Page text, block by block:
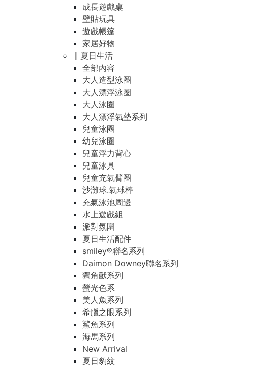
成長遊戲桌
壁貼玩具
遊戲帳篷
家居好物
▏夏日生活
全部內容
大人造型泳圈
大人漂浮泳圈
大人泳圈
大人漂浮氣墊系列
兒童泳圈
幼兒泳圈
兒童浮力背心
兒童泳具
兒童充氣臂圈
沙灘球.氣球棒
充氣泳池周邊
水上遊戲組
派對氛圍
夏日生活配件
smiley®聯名系列
Daimon Downey聯名系列
獨角獸系列
螢光色系
美人魚系列
希臘之眼系列
鯊魚系列
海馬系列
New Arrival
夏日豹紋